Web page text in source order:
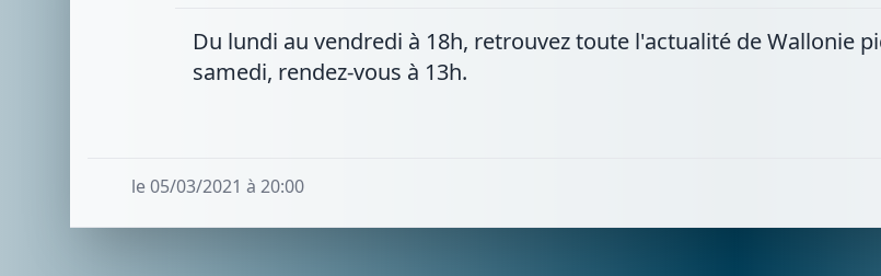
Du lundi au vendredi à 18h, retrouvez toute l'actualité de Wallonie
samedi, rendez-vous à 13h.
le 05/03/2021 à 20:00